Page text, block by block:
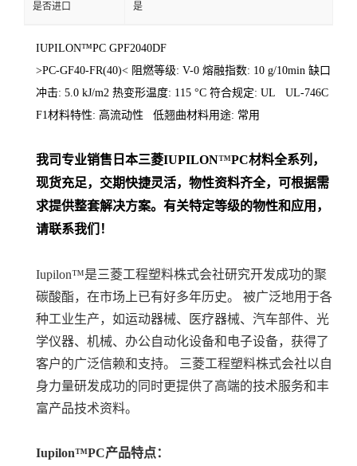
是否进口 是
IUPILON™PC GPF2040DF
>PC-GF40-FR(40)< 阻燃等级: V-0 熔融指数: 10 g/10min 缺口
冲击: 5.0 kJ/m2 热变形温度: 115 °C 符合规定: UL UL-746C
F1材料特性: 高流动性 低翘曲材料用途: 常用
我司专业销售日本三菱IUPILON™PC材料全系列 ，
现货充足，交期快捷灵活，物性资料齐全，可根据需
求提供整套解决方案。 有关特定等级的物性和应用，
请联系我们！
Iupilon™是三菱工程塑料株式会社研究开发成功的聚
碳酸酯，在市场上已有好多年历史。 被广泛地用于各
种工业生产，如运动器械、医疗器械、汽车部件、光
学仪器、机械、办公自动化设备和电子设备，获得了
客户的广泛信赖和支持。 三菱工程塑料株式会社以自
身力量研发成功的同时更提供了高端的技术服务和丰
富产品技术资料。
Iupilon™PC产品特点：